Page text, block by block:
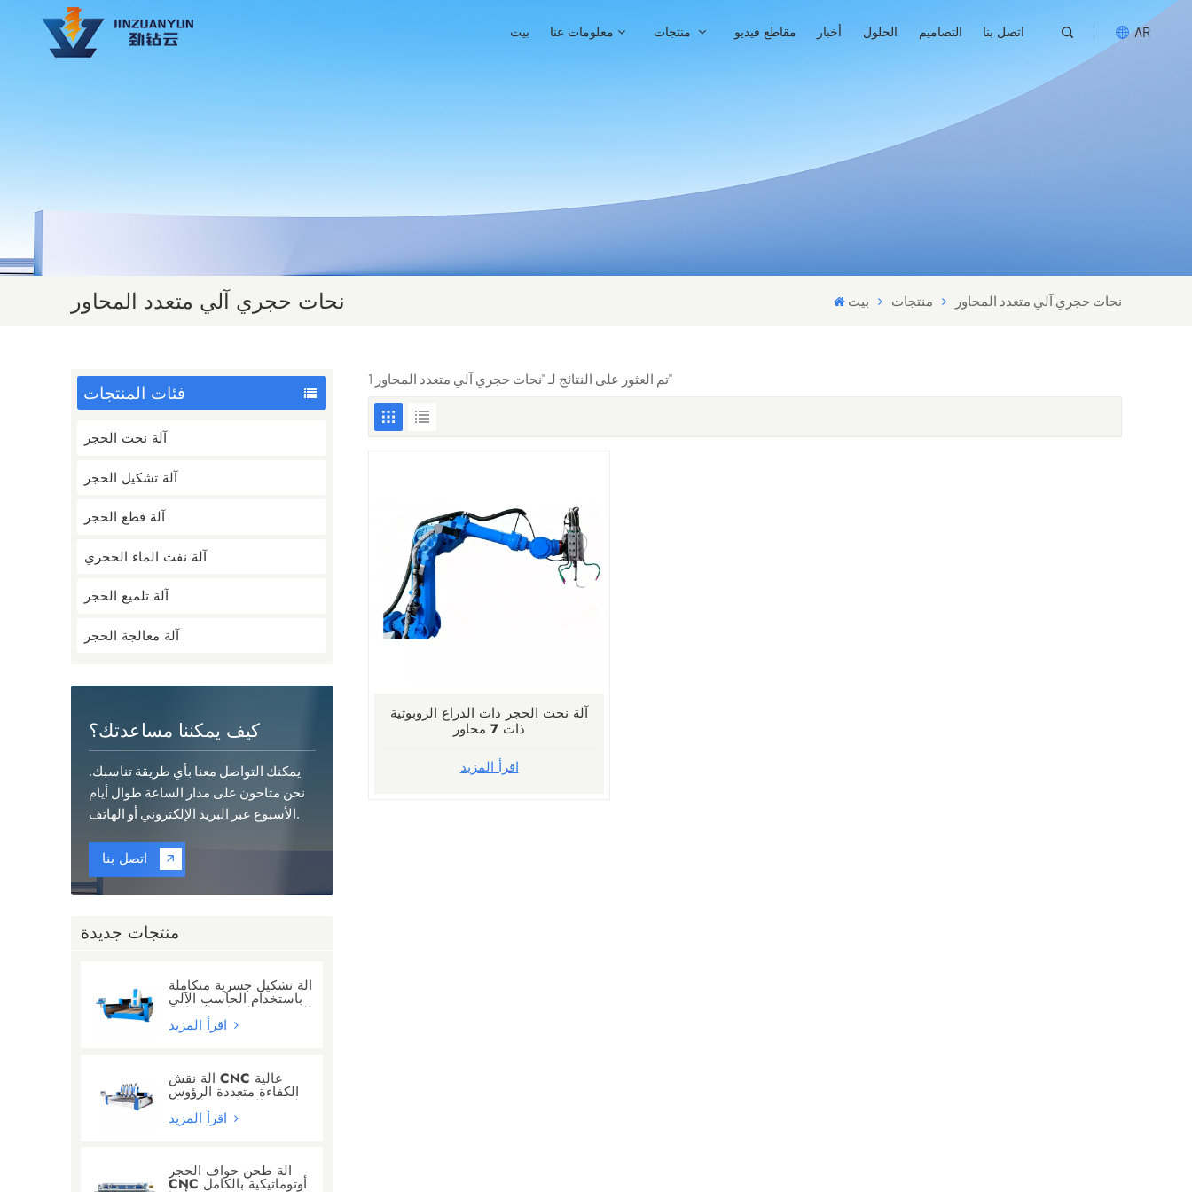
بيت معلومات عنا مقاطع فيديو أخبار الحلول التصاميم اتصل بنا AR
العربية
نحات حجري آلي متعدد المحاور بيت منتجات نحات حجري آلي متعدد المحاور
فئات المنتجات
آلة نحت الحجر
آلة تشكيل الحجر
آلة قطع الحجر
آلة نفث الماء الحجري
آلة تلميع الحجر
آلة معالجة الحجر
كيف يمكننا مساعدتك؟
يمكنك التواصل معنا بأي طريقة تناسبك.
نحن متاحون على مدار الساعة طوال أيام
الأسبوع عبر البريد الإلكتروني أو الهاتف.
اتصل بنا
منتجات جديدة
آلة تشكيل جسرية متكاملة
باستخدام الحاسب الآلي
للجرانيت/الرخام/الكوارتز
آلة نقش CNC عالية
الكفاءة متعددة الرؤوس
لنحت الجرانيت والرخام
آلة طحن حواف الحجر
CNC أوتوماتيكية بالكامل
1 تم العثور على النتائج لـ "نحات حجري آلي متعدد المحاور"
آلة نحت الحجر ذات الذراع الروبوتية
ذات 7 محاور
اقرأ المزيد